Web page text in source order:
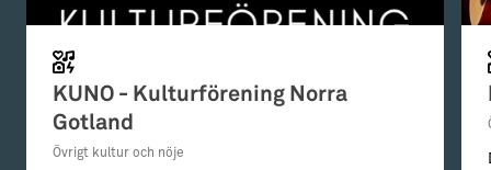
KUNO - Kulturförening Norra
Gotland
Övrigt kultur och nöje